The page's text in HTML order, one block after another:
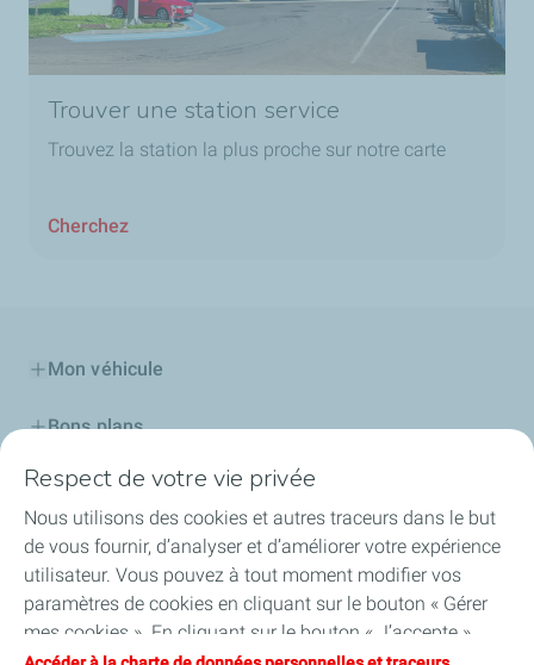
Trouver une station service
Trouvez la station la plus proche sur notre carte
Cherchez
Mon véhicule
Bons plans
Mes stations
Nos cartes
Professionnels
TotalEnergies Réunion
Respect de votre vie privée
Nous utilisons des cookies et autres traceurs dans le but
de vous fournir, d’analyser et d’améliorer votre expérience
utilisateur. Vous pouvez à tout moment modifier vos
paramètres de cookies en cliquant sur le bouton « Gérer
mes cookies ». En cliquant sur le bouton « J’accepte »,